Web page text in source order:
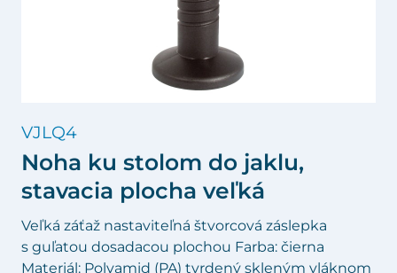
VJLQ4
Noha ku stolom do jaklu,
stavacia plocha veľká
Veľká záťaž nastaviteľná štvorcová záslepka
s guľatou dosadacou plochou Farba: čierna
Materiál: Polyamid (PA) tvrdený skleným vláknom